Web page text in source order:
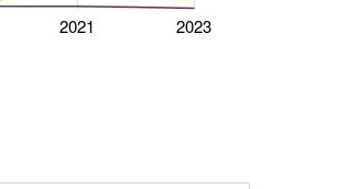
2021 2023